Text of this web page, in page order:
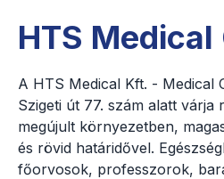
HTS
A HTS Medical Kft. - Medical
Szigeti út 77. szám alatt várja
megújult környezetben,
és rövid határidővel.
főorvosok, professzorok,